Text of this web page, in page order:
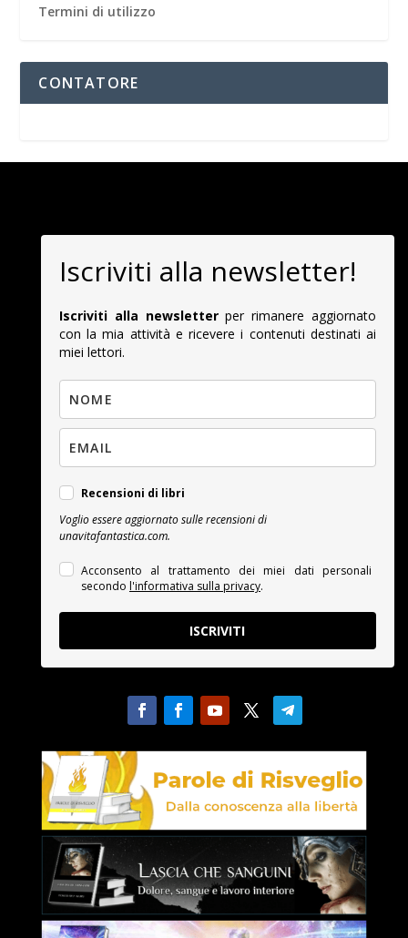
Termini di utilizzo
CONTATORE
Iscriviti alla newsletter!
Iscriviti alla newsletterper rimanere aggiornato
con la mia attività e ricevere i contenuti destinati ai
miei lettori.
Recensioni di libri
Voglio essere aggiornato sulle recensioni di
unavitafantastica.com.
Acconsento al trattamento dei miei dati personali
secondo l'informativa sulla privacy.
ISCRIVITI